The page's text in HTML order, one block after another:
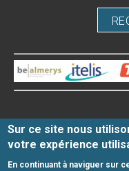
Honoraires- Infos
dentaire
Sur ce site nous
votre expérience
En continuant à naviguer sur